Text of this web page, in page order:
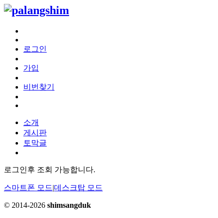
로그인
가입
비번찾기
소개
게시판
토막글
로그인후 조회 가능합니다.
스마트폰 모드|데스크탑 모드
© 2014-2026 shimsangduk